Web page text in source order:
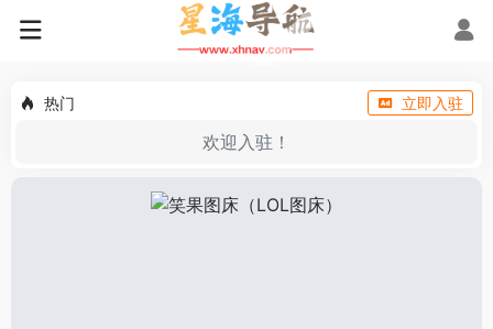
热门 立即入驻
欢迎入驻！